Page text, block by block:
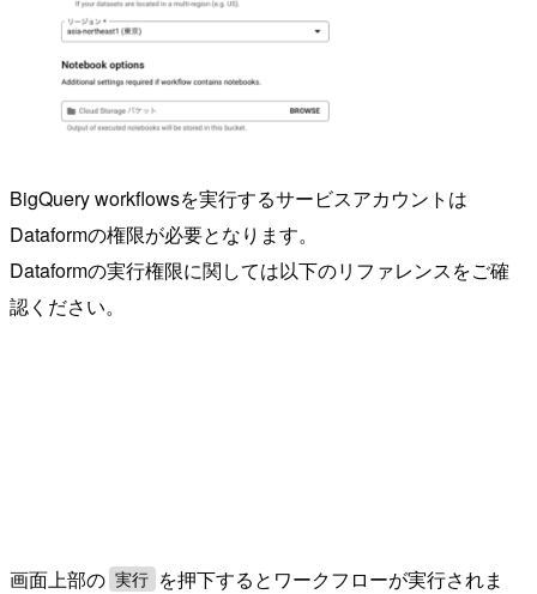
BigQuery workflowsを実行するサービスアカウントは
Dataformの権限が必要となります。
Dataformの実行権限に関しては以下のリファレンスをご確
認ください。
画面上部の 実行
を押下するとワークフローが実行されま